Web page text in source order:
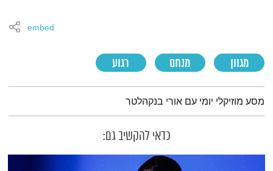
מגוון מנחם רגוע
embed
תמצית הפודקאסט
מסע מוזיקלי יומי עם אורי בנקהלטר
כדאי להקשיב גם: